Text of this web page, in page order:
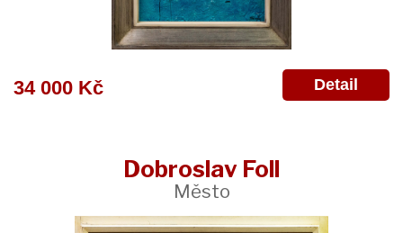
34 000 Kč Detail
Dobroslav Foll
Město